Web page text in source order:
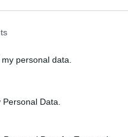
personal data.
Data.